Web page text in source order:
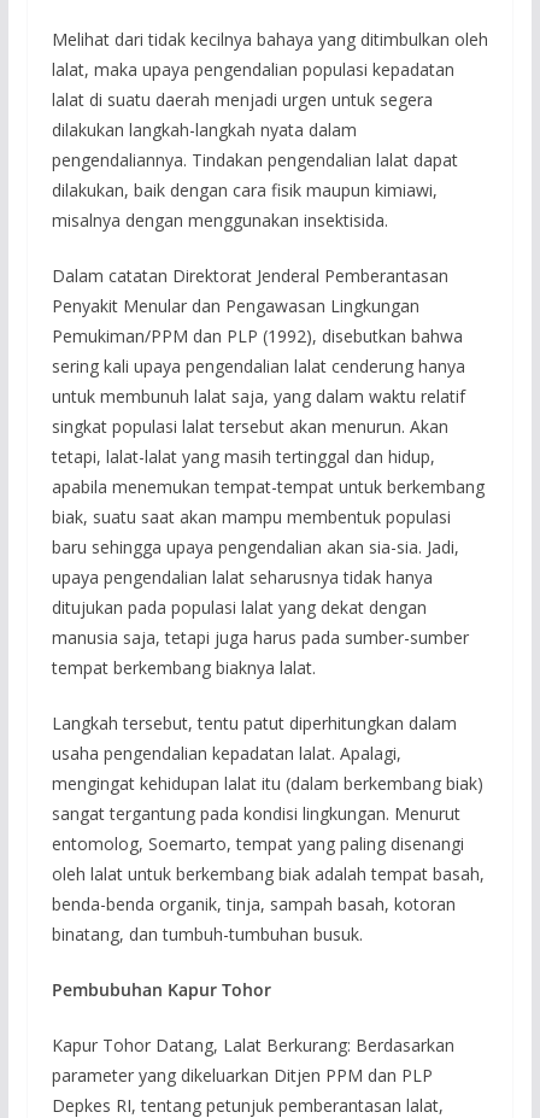
Melihat dari tidak kecilnya bahaya yang ditimbulkan oleh
lalat, maka upaya pengendalian populasi kepadatan
lalat di suatu daerah menjadi urgen untuk segera
dilakukan langkah-langkah nyata dalam
pengendaliannya. Tindakan pengendalian lalat dapat
dilakukan, baik dengan cara fisik maupun kimiawi,
misalnya dengan menggunakan insektisida.
Dalam catatan Direktorat Jenderal Pemberantasan
Penyakit Menular dan Pengawasan Lingkungan
Pemukiman/PPM dan PLP (1992), disebutkan bahwa
sering kali upaya pengendalian lalat cenderung hanya
untuk membunuh lalat saja, yang dalam waktu relatif
singkat populasi lalat tersebut akan menurun. Akan
tetapi, lalat-lalat yang masih tertinggal dan hidup,
apabila menemukan tempat-tempat untuk berkembang
biak, suatu saat akan mampu membentuk populasi
baru sehingga upaya pengendalian akan sia-sia. Jadi,
upaya pengendalian lalat seharusnya tidak hanya
ditujukan pada populasi lalat yang dekat dengan
manusia saja, tetapi juga harus pada sumber-sumber
tempat berkembang biaknya lalat.
Langkah tersebut, tentu patut diperhitungkan dalam
usaha pengendalian kepadatan lalat. Apalagi,
mengingat kehidupan lalat itu (dalam berkembang biak)
sangat tergantung pada kondisi lingkungan. Menurut
entomolog, Soemarto, tempat yang paling disenangi
oleh lalat untuk berkembang biak adalah tempat basah,
benda-benda organik, tinja, sampah basah, kotoran
binatang, dan tumbuh-tumbuhan busuk.
Pembubuhan Kapur Tohor
Kapur Tohor Datang, Lalat Berkurang: Berdasarkan
parameter yang dikeluarkan Ditjen PPM dan PLP
Depkes RI, tentang petunjuk pemberantasan lalat,